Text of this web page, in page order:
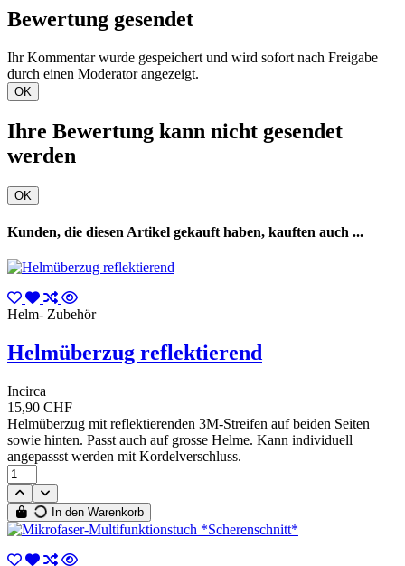
Bewertung gesendet
Ihr Kommentar wurde gespeichert und wird sofort nach Freigabe
durch einen Moderator angezeigt.
OK
Ihre Bewertung kann nicht gesendet
werden
OK
Kunden, die diesen Artikel gekauft haben, kauften auch ...
Helm- Zubehör
Helmüberzug reflektierend
Incirca
15,90 CHF
Helmüberzug mit reflektierenden 3M-Streifen auf beiden Seiten
sowie hinten. Passt auch auf grosse Helme. Kann individuell
angepassst werden mit Kordelverschluss.
In den Warenkorb